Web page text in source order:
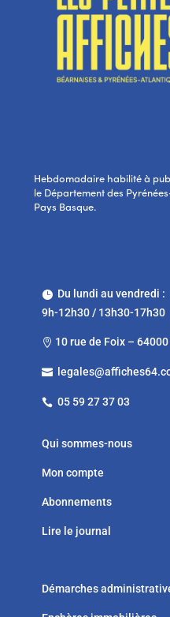
Hebdomadaire habilité à
le Département des
Pays Basque.
Du lundi au vendredi :
9h-12h30 / 13h30-17h30
 10 rue de Foix – 64000

 05 59 27 37 03
Qui sommes-nous
Mon compte
Abonnements
Lire le journal
Démarches